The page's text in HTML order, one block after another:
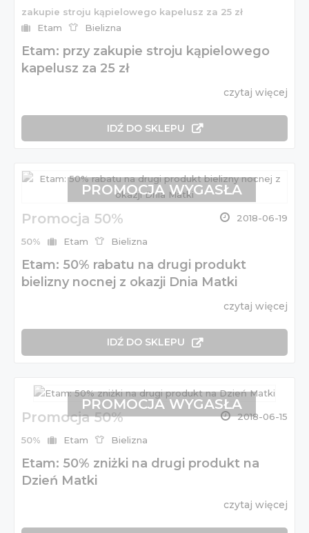
zakupie stroju kąpielowego kapelusz za 25 zł
Etam
Bielizna
Etam: przy zakupie stroju kąpielowego
kapelusz za 25 zł
czytaj więcej
IDŹ DO SKLEPU
Promocja 50% 2018-06-19
50% Etam Bielizna
Etam: 50% rabatu na drugi produkt
bielizny nocnej z okazji Dnia Matki
czytaj więcej
IDŹ DO SKLEPU
PROMOCJA WYGASŁA
Promocja 50% 2018-06-15
50% Etam Bielizna
Etam: 50% zniżki na drugi produkt na
Dzień Matki
czytaj więcej
PROMOCJA WYGASŁA